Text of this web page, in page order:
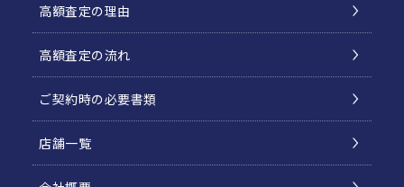
高額査定の理由
高額査定の流れ
ご契約時の必要書類
店舗一覧